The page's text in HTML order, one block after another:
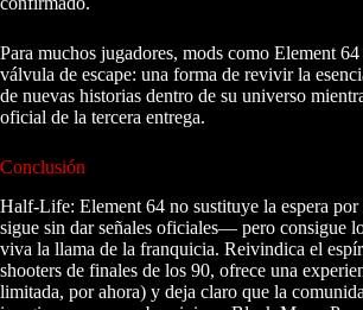
Para muchos jugadores, mods como Element 64
válvula de escape: una forma de revivir la
de nuevas historias dentro de su universo
oficial de la tercera entrega.
Conclusión
Half-Life: Element 64 no sustituye la espera
sigue sin dar señales oficiales— pero consigue
viva la llama de la franquicia. Reivindica el
shooters de finales de los 90, ofrece una
limitada, por ahora) y deja claro que la